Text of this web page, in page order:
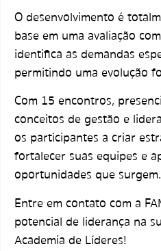
O desenvolvimento é
base em uma avaliação
identifica as demandas
permitindo uma evolução
Com 15 encontros,
conceitos de gestão e
os participantes a criar
fortalecer suas equipes e
oportunidades que surgem.
Entre em contato com a
potencial de liderança na
Academia de Líderes!